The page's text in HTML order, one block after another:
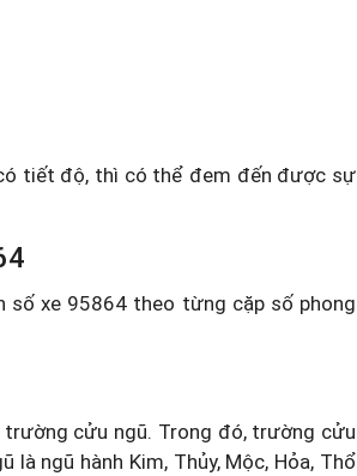
tiết độ, thì có thể đem đến được sự
số xe 95864 theo từng cặp số phong
cửu ngũ. Trong đó, trường cửu
ngũ hành Kim, Thủy, Mộc, Hỏa, Thổ